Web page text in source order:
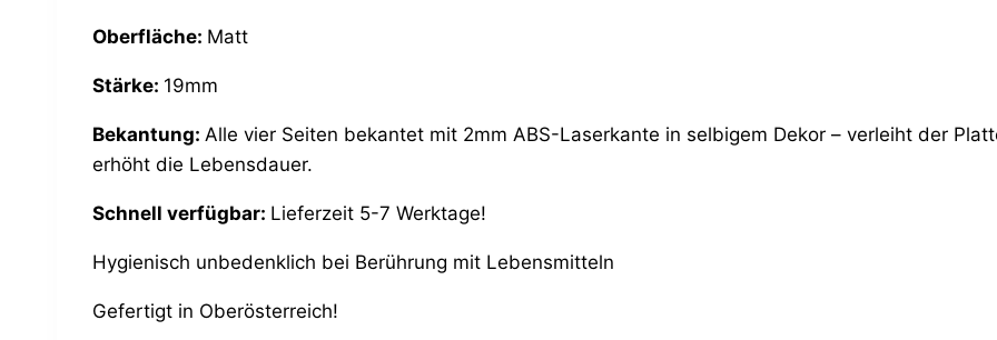
Oberfläche: Matt
Stärke: 19mm
Bekantung: Alle vier Seiten bekantet mit 2mm ABS-Laserkante in selbigem Dekor – verleiht der
erhöht die Lebensdauer.
Schnell verfügbar: Lieferzeit 5-7 Werktage!
Hygienisch unbedenklich bei Berührung mit Lebensmitteln
Gefertigt in Oberösterreich!